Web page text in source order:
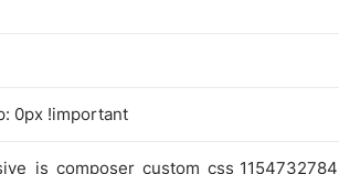
0px !important